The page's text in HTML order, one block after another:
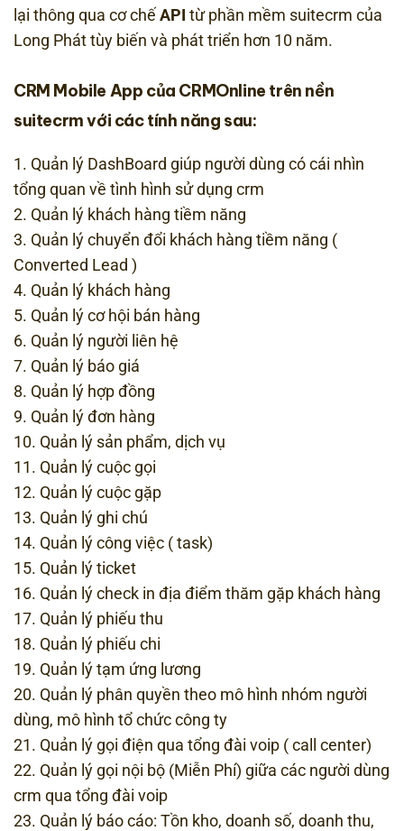
lại thông qua cơ chếAPI từ phần mềm suitecrm của
Long Phát tùy biến và phát triển hơn 10 năm.
CRM Mobile App của CRMOnline trên nền
suitecrmvới các tính năng sau:
1. Quản lý DashBoard giúp người dùng có cái nhìn
tổng quan về tình hình sử dụng crm
2. Quản lý khách hàng tiềm năng
3. Quản lý chuyển đổi khách hàng tiềm năng (
Converted Lead )
4. Quản lý khách hàng
5. Quản lý cơ hội bán hàng
6. Quản lý người liên hệ
7. Quản lý báo giá
8. Quản lý hợp đồng
9. Quản lý đơn hàng
10. Quản lý sản phẩm, dịch vụ
11. Quản lý cuộc gọi
12. Quản lý cuộc gặp
13. Quản lý ghi chú
14. Quản lý công việc ( task)
15. Quản lý ticket
16. Quản lý check in địa điểm thăm gặp khách hàng
17. Quản lý phiếu thu
18. Quản lý phiếu chi
19. Quản lý tạm ứng lương
20. Quản lý phân quyền theo mô hình nhóm người
dùng, mô hình tổ chức công ty
21. Quản lý gọi điện qua tổng đài voip ( call center)
22. Quản lý gọi nội bộ (Miễn Phí) giữa các người dùng
crm qua tổng đài voip
23. Quản lý báo cáo: Tồn kho, doanh số, doanh thu,